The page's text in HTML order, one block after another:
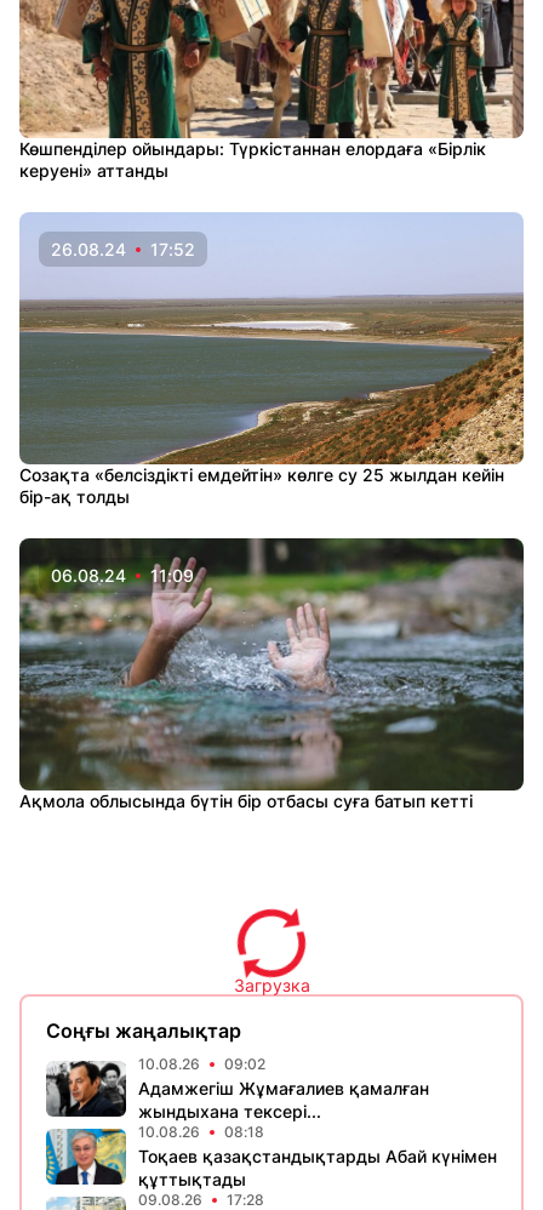
Көшпенділер ойындары: Түркістаннан елордаға «Бірлік
керуені» аттанды
26.08.24 17:52
Созақта «белсіздікті емдейтін» көлге су 25 жылдан кейін
бір-ақ толды
06.08.24 11:09
Ақмола облысында бүтін бір отбасы суға батып кетті
Загрузка
Соңғы жаңалықтар
10.08.26 09:02
Адамжегіш Жұмағалиев қамалған
жындыхана тексері...
10.08.26 08:18
Тоқаев қазақстандықтарды Абай күнімен
құттықтады
09.08.26 17:28